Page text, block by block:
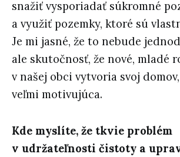
snažiť vysporiadať súkromné
a využiť pozemky, ktoré sú
Je mi jasné, že to nebude
ale skutočnosť, že nové, mladé
v našej obci vytvoria svoj
veľmi motivujúca.
Kde myslíte, že tkvie problém
v udržateľnosti čistoty a